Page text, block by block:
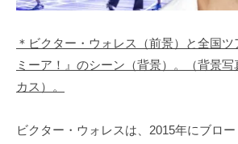
＊ビクター・ウォレス（前景）と全国ツ
ミーア！』のシーン（背景）。（背景
カス）。
ビクター・ウォレスは、2015年にブロ